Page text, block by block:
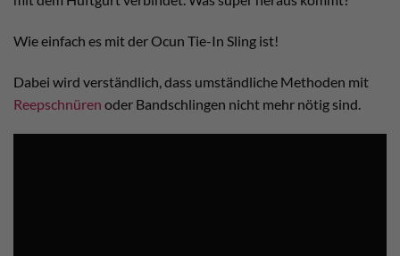
Wie einfach es mit der Ocun Tie-In Sling ist!
Dabei wird verständlich, dass umständliche Methoden mit
Reepschnüren oder Bandschlingen nicht mehr nötig sind.